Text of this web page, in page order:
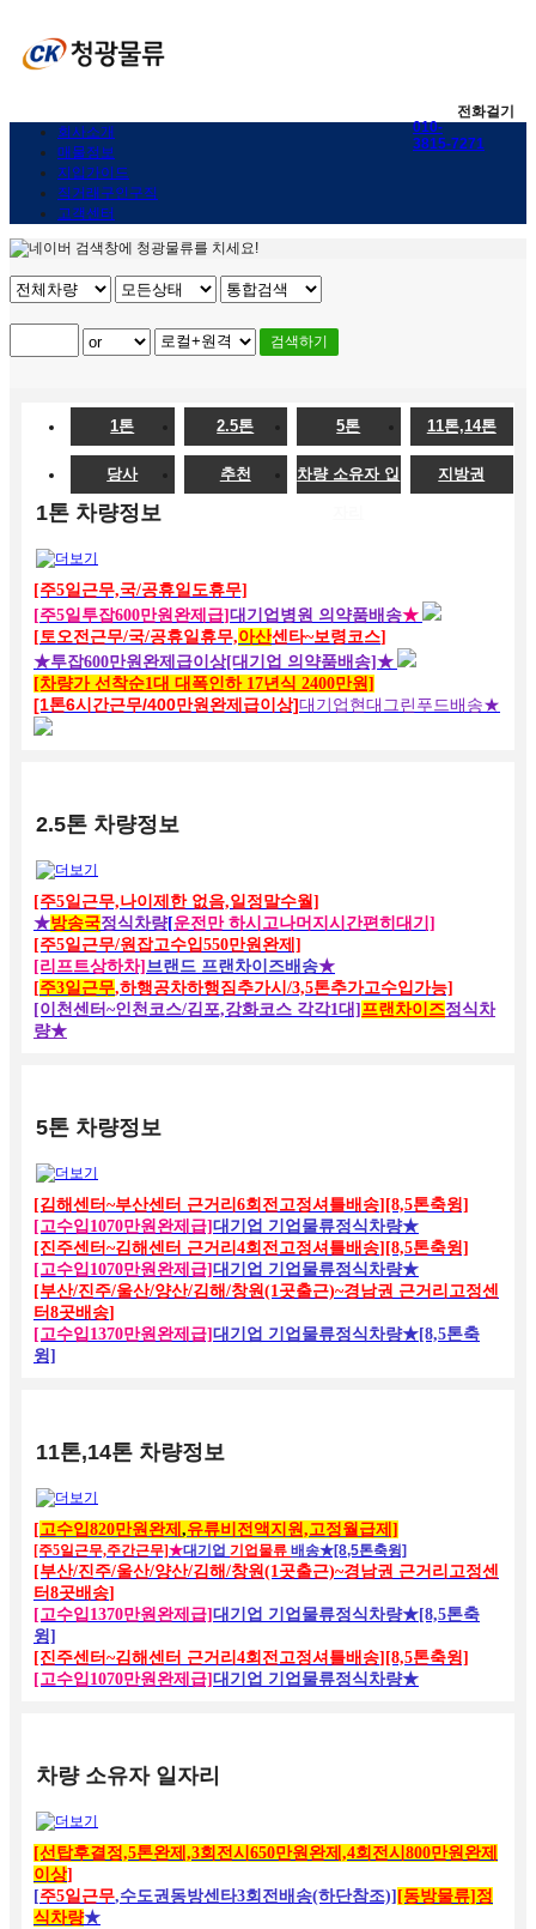
전화걸기
010-
3815-7271
회사소개
매물정보
지입가이드
직거래구인구직
고객센터
검색하기
1톤 2.5톤 5톤 11톤,14톤
당사 추천 차량 소유자 일 지방권
1톤 차량정보
[주5일근무,국/공휴일도휴무]
[주5일투잡600만원완제급] 대기업병원 의약품배송★
[토오전근무/국/공휴일휴무,아산센타~보령코스]
★투잡600만원완제급이상[대기업 의약품배송]★
[차량가 선착순1대 대폭인하 17년식 2400만원]
[1톤6시간근무/400만원완제급이상]대기업현대그린푸드배송★
2.5톤 차량정보
[주5일근무,나이제한 없음,일정말수월]
★방송국정식차량[운전만 하시고나머지시간편히대기]
[주5일근무/원잡고수입550만원완제]
[리프트상하차] 브랜드 프랜차이즈배송★
[주3일근무,하행공차하행짐추가시/3,5톤추가고수입가능]
[이천센터~인천코스/김포,강화코스 각각1대] 프랜차이즈정식차
량★
5톤 차량정보
[김해센터~부산센터 근거리6회전고정셔틀배송][8,5톤축윙]
[고수입1070만원완제급] 대기업 기업물류정식차량★
[진주센터~김해센터 근거리4회전고정셔틀배송][8,5톤축윙]
[고수입1070만원완제급] 대기업 기업물류정식차량★
[부산/진주/울산/양산/김해/창원(1곳출근)~경남권 근거리고정센
터8곳배송]
[고수입1370만원완제급] 대기업 기업물류정식차량★[8,5톤축
윙]
11톤,14톤 차량정보
[고수입820만원완제 ,유류비전액지원,고정월급제]
[주5일근무,주간근무]★대기업 기업물류 배송★[8,5톤축윙]
[부산/진주/울산/양산/김해/창원(1곳출근)~경남권 근거리고정센
터8곳배송]
[고수입1370만원완제급] 대기업 기업물류정식차량★[8,5톤축
윙]
[진주센터~김해센터 근거리4회전고정셔틀배송][8,5톤축윙]
[고수입1070만원완제급] 대기업 기업물류정식차량★
차량 소유자 일자리
[선탑후결정,5톤완제,3회전시650만원완제,4회전시800만원완제
이상]
[주5일근무,수도권동방센타3회전배송(하단참조)] [동방물류]정
식차량★